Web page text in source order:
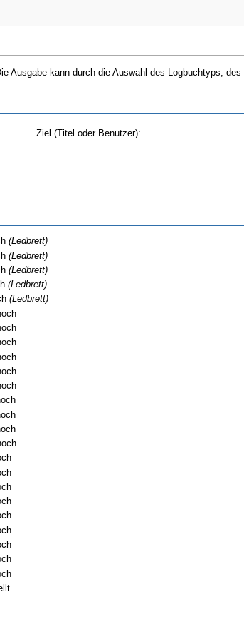
Ausgabe kann durch die Auswahl des Logbuchtyps,
Ziel (Titel oder Benutzer):
(Ledbrett)
(Ledbrett)
(Ledbrett)
(Ledbrett)
(Ledbrett)